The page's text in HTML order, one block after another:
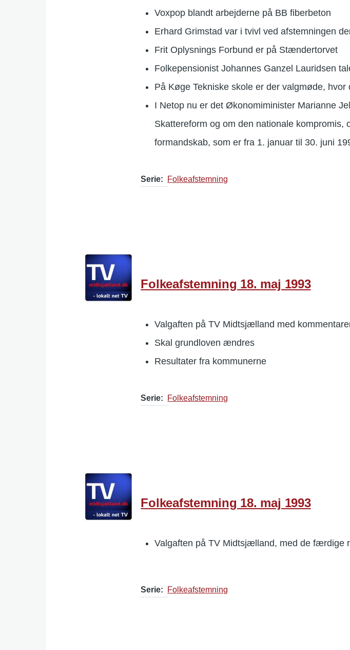
Voxpop blandt arbejderne på BB fiberbeton
Erhard Grimstad var i tvivl ved afstemningen
Frit Oplysnings Forbund er på Stændertorvet
Folkepensionist Johannes Ganzel Lauridsen
På Køge Tekniske skole er der valgmøde, hvor
I Netop nu er det Økonomiminister Marianne
Skattereform og om den nationale
formandskab, som er fra 1. januar til 30. juni
Serie Folkeafstemning
Folkeafstemning 18. maj 1993
Valgaften på TV Midtsjælland med
Skal grundloven ændres
Resultater fra kommunerne
Serie Folkeafstemning
Folkeafstemning 18. maj 1993
Valgaften på TV Midtsjælland, med de færdige
Serie Folkeafstemning